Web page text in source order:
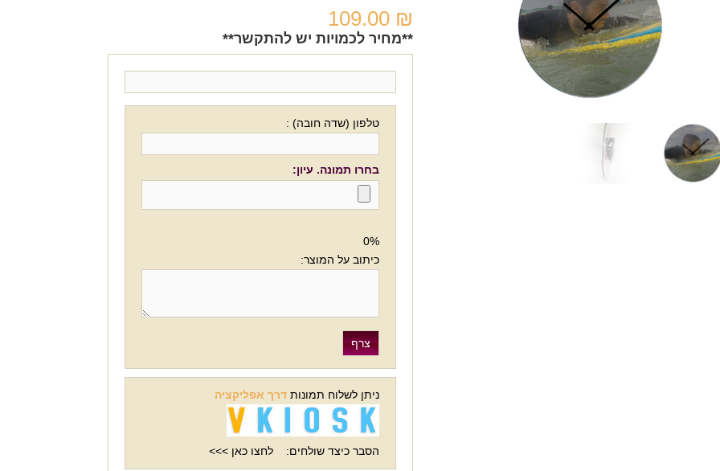
109.00 ₪
**מחיר לכמויות יש להתקשר**
טלפון (שדה חובה) :
בחרו תמונה. עיון:
0%
כיתוב על המוצר:
ניתן לשלוח תמונות דרך אפליקציה
הסבר כיצד שולחים: לחצו כאן >>>